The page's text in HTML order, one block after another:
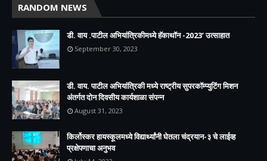
RANDOM NEWS
डी. वाय .पाटील अभियांत्रिकीमध्ये हॅकाथॉन -2023’ उत्साहात
September 30, 2023
डी. वाय. पाटील अभियांत्रिकी मध्ये राष्ट्रीय सुपरकॉम्प्युटिंग मिशन
अंतर्गत दोन दिवसीय कार्यशाळा संपन्न
August 31, 2023
किर्लोस्कर हायस्कूलमध्ये विद्यार्थ्यांनी घेतला चंद्रयान-३ चे लाईव्ह
प्रक्षेपणाचा अनुभव